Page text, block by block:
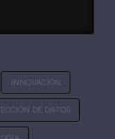
INNOVACIÓN
DE DATOS